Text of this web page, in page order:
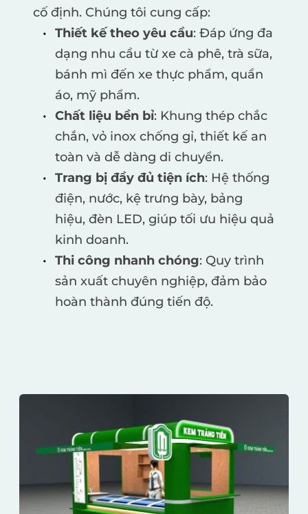
cố định. Chúng tôi cung cấp:
Thiết kế theo yêu cầu: Đáp ứng đa
dạng nhu cầu từ xe cà phê, trà sữa,
bánh mì đến xe thực phẩm, quần
áo, mỹ phẩm.
Chất liệu bền bỉ: Khung thép chắc
chắn, vỏ inox chống gỉ, thiết kế an
toàn và dễ dàng di chuyển.
Trang bị đầy đủ tiện ích: Hệ thống
điện, nước, kệ trưng bày, bảng
hiệu, đèn LED, giúp tối ưu hiệu quả
kinh doanh.
Thi công nhanh chóng: Quy trình
sản xuất chuyên nghiệp, đảm bảo
hoàn thành đúng tiến độ.